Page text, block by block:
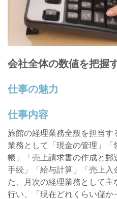
会社全体の数値を把握
仕事の魅力
仕事内容
旅館の経理業務全般を担当す
業務として「現金の管理」
帳」「売上請求書の作成と
手続」「給与計算」「売上入
た、月次の経理業務として
行い、「現在どれくらい儲